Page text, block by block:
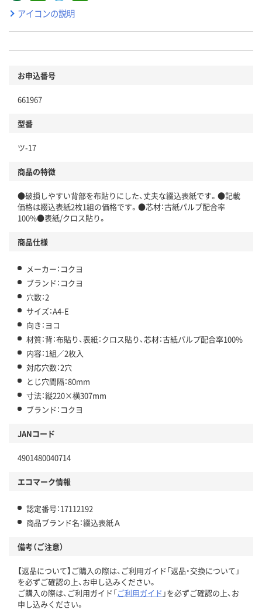
アイコンの説明
お申込番号
661967
型番
ツ-17
商品の特徴
●破損しやすい背部を布貼りにした、丈夫な綴込表紙です。●記載
価格は綴込表紙2枚1組の価格です。●芯材：古紙パルプ配合率
100%●表紙/クロス貼り。
商品仕様
メーカー：コクヨ
ブランド：コクヨ
穴数：2
サイズ：A4-E
向き：ヨコ
材質：背：布貼り、表紙：クロス貼り、芯材：古紙パルプ配合率100%
内容：1組／2枚入
対応穴数：2穴
とじ穴間隔：80mm
寸法：縦220×横307mm
ブランド：コクヨ
JANコード
4901480040714
エコマーク情報
認定番号：17112192
商品ブランド名：綴込表紙Ａ
備考（ご注意）
【返品について】ご購入の際は、ご利用ガイド「返品・交換について」
を必ずご確認の上、お申し込みください。
ご購入の際は、ご利用ガイド「ご利用ガイド 」を必ずご確認の上、お
申し込みください。